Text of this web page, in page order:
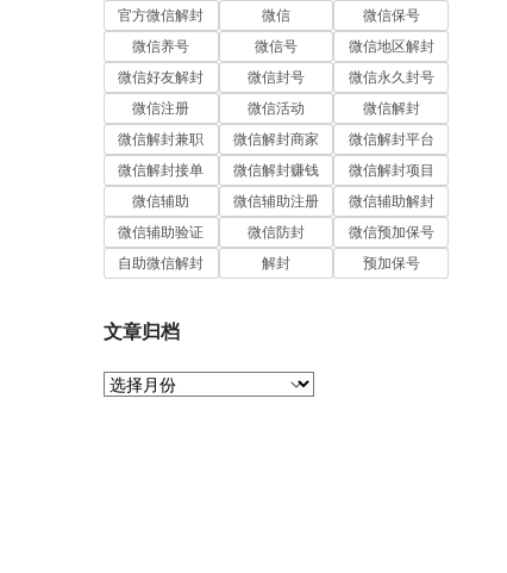
官方微信解封
微信
微信保号
微信养号
微信号
微信地区解封
微信好友解封
微信封号
微信永久封号
微信注册
微信活动
微信解封
微信解封兼职
微信解封商家
微信解封平台
微信解封接单
微信解封赚钱
微信解封项目
微信辅助
微信辅助注册
微信辅助解封
微信辅助验证
微信防封
微信预加保号
自助微信解封
解封 预加保号
文章归档
文